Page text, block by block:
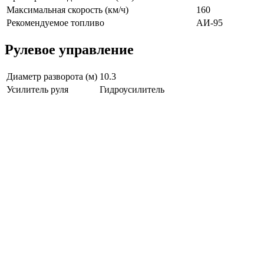
Максимальная скорость (км/ч)
160
Рекомендуемое топливо
АИ-95
Рулевое управление
Диаметр разворота (м) 10.3
Усилитель руля
Гидроусилитель